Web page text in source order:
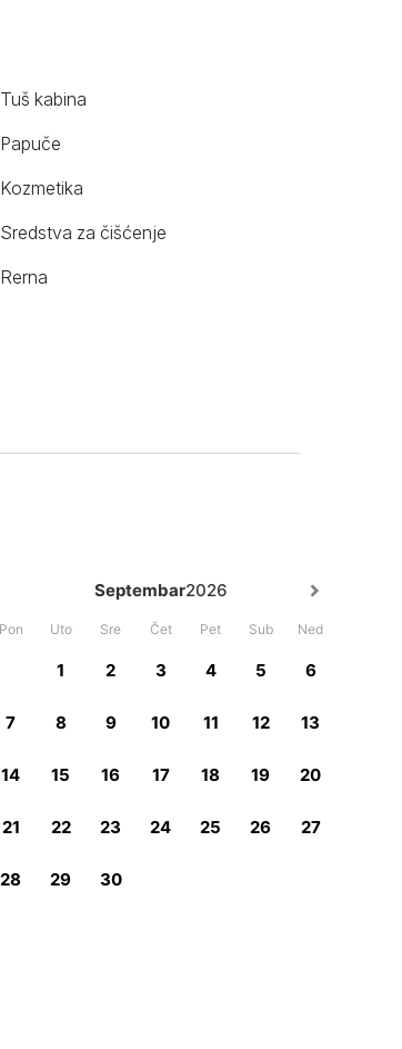
Tuš kabina
Papuče
Kozmetika
Sredstva za čišćenje
Rerna